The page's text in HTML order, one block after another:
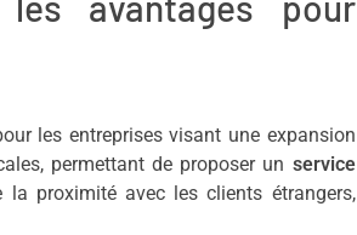
les entreprises visant une expansion
permettant de proposer un service
proximité avec les clients étrangers,